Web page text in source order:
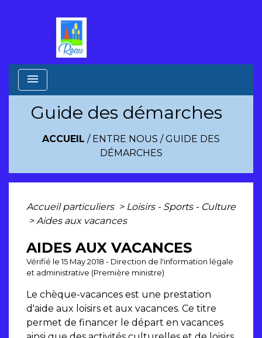
menu
Guide des démarches
ACCUEIL / ENTRE NOUS /GUIDE DES
DÉMARCHES
Accueil particuliers > Loisirs - Sports - Culture
> Aides aux vacances
AIDES AUX VACANCES
Vérifié le 15 May 2018 - Direction de l'information légale
et administrative (Première ministre)
Le chèque-vacances est une prestation
d'aide aux loisirs et aux vacances. Ce titre
permet de financer le départ en vacances